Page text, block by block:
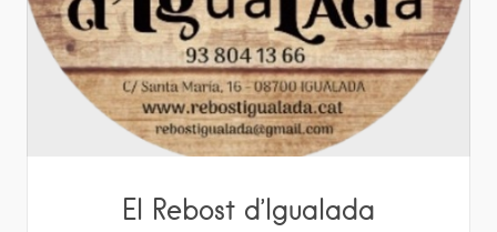
El Rebost d’Igualada